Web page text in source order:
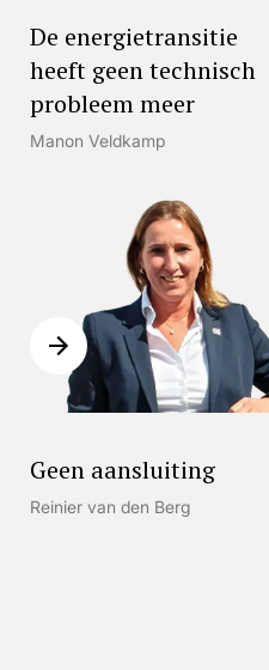
De energietransitie
heeft geen technisch
probleem meer
Manon Veldkamp
Geen aansluiting
Reinier van den Berg